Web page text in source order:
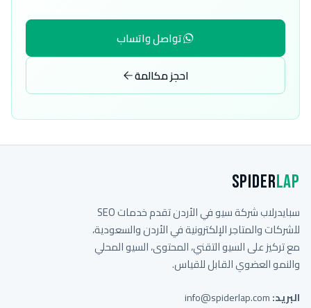
تواصل واتساب
احجز مكالمة
SpiderLap
سبايدرلاب شركة سيو في الأردن تقدم خدمات SEO
للشركات والمتاجر الإلكترونية في الأردن والسعودية،
مع تركيز على السيو التقني، المحتوى، السيو المحلي
والنمو العضوي القابل للقياس.
البريد:info@spiderlap.com